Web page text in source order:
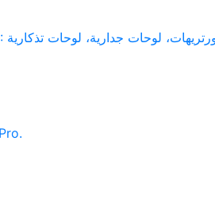
تساعد أداة Riggable على إنشاء المفاصل للمجسمات المتحركة بشكل شبه آلي. متوفّرة في باقة Pro.